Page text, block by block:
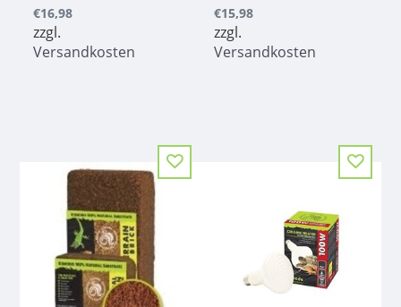
€16,98
zzgl.
Versandkosten
€15,98
zzgl.
Versandkosten